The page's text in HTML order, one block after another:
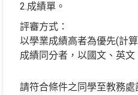
2.成績單。
評審方式：
以學業成績高者為優先(計
成績同分者，以國文、英文
請符合條件之同學至教務